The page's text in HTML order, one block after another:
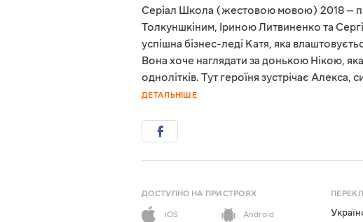
Серіал Школа (жестовою мовою) 2018 —
Толкуншкіним, Іриною Литвиненко та
успішна бізнес-леді Катя, яка
Вона хоче наглядати за донькою Нікою,
однолітків. Тут героїня зустрічає Алекса,
ДЕТАЛЬНІШЕ
ДОСТУПНО НА ПРИСТРОЯХ
iOS
Android